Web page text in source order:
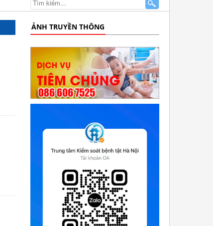
ẢNH TRUYỀN THÔNG